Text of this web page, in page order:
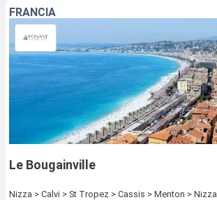
FRANCIA
Le Bougainville
Nizza > Calvi > St Tropez > Cassis > Menton > Nizza